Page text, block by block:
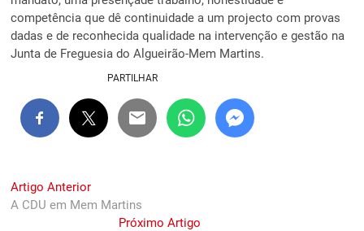
competência que dê continuidade a um projecto com provas
dadas e de reconhecida qualidade na intervenção e gestão na
Junta de Freguesia do Algueirão-Mem Martins.
PARTILHAR
Navegação
de
Artigo AnteriorPrevious
post:
A CDU em Mem Martins
Próximo ArtigoNext